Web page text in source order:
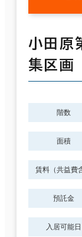
小田原
集区画
階数
面積
賃料（共益費
預託金
入居可能日